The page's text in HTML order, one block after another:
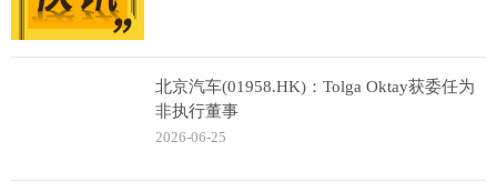
北京汽车(01958.HK)：Tolga Oktay获委任为
非执行董事
2026-06-25